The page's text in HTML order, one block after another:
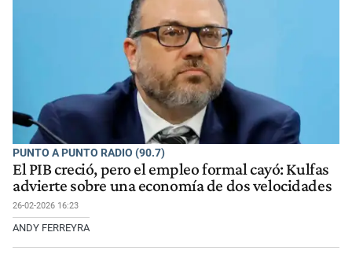
PUNTO A PUNTO RADIO (90.7)
El PIB creció, pero el empleo formal cayó: Kulfas
advierte sobre una economía de dos velocidades
26-02-2026 16:23
ANDY FERREYRA